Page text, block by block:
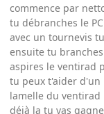
commence par
tu débranches le
avec un tournevis
ensuite tu
aspires le ventirad
tu peux t'aider
lamelle du ventirad
déjà la tu vas